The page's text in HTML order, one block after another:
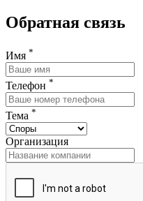
Обратная связь
Имя *
Телефон *
Тема *
Организация